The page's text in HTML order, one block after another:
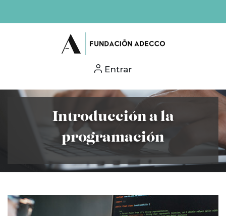
Entrar
Introducción a la
programación